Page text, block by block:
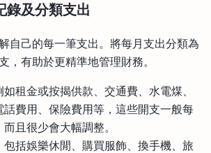
錄及分類支出
自己的每一筆支出。將每月支出分類為
，有助於更精準地管理財務。
如租金或按揭供款、交通費、水電煤、
話費用、保險費用等，這些開支一般每
且很少會大幅調整。
包括娛樂休閒、購買服飾、換手機、旅